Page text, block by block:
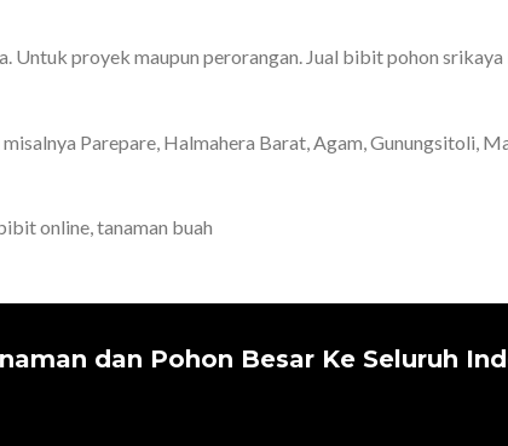
Untuk proyek maupun perorangan. Jual bibit pohon
Parepare, Halmahera Barat, Agam, Gunungsitoli,
online, tanaman buah
dan Pohon Besar Ke Seluruh